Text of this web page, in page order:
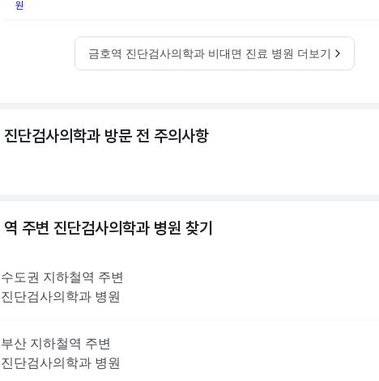
원
금호역 진단검사의학과 비대면 진료 병원 더보기
진단검사의학과 방문 전 주의사항
역 주변 진단검사의학과 병원 찾기
수도권 지하철역 주변
진단검사의학과 병원
부산 지하철역 주변
진단검사의학과 병원